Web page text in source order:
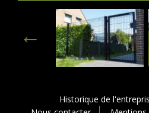
Historique de